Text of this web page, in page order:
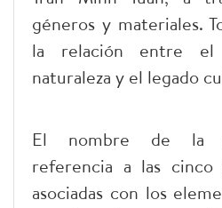
géneros y materiales.
la relación entre el
naturaleza y el legado
El nombre de la
referencia a las cinco
asociadas con los